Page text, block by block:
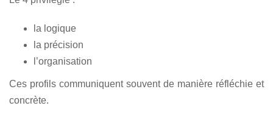
la logique
la précision
l’organisation
Ces profils communiquent souvent de manière réfléchie et
concrète.